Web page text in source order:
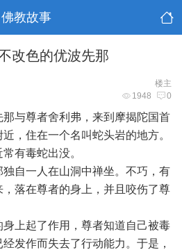
佛教故事
改色的优波先那
楼主
1948 0
与尊者舍利弗，来到摩揭陀国首
，住在一个名叫蛇头岩的地方。
有毒蛇出没。
自一人在山洞中禅坐。不巧，有
落在尊者的身上，并且咬伤了尊
上起了作用，尊者知道自己被毒
发作而失去了行动能力。于是，